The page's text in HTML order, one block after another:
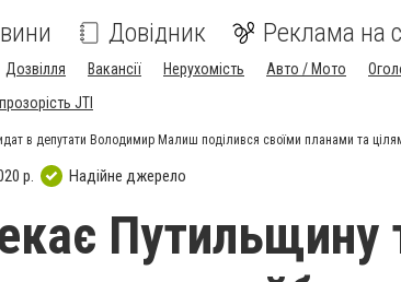
Довідник Реклама на
Дозвілля Вакансії Нерухомість Авто / Мото
JTI
в депутати Володимир Малиш поділився своїми планами та
р. Надійне джерело
Путильщину